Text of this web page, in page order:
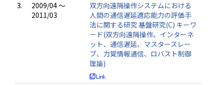
3.
2009/04 ～
2011/03
双方向遠隔操作システムにおける
人間の通信遅延適応能力の評価手
法に関する研究 基盤研究(C) キーワ
ード(双方向遠隔操作、インターネ
ット、通信遅延、マスタースレー
ブ、力覚情報通信、ロバスト制御
理論)